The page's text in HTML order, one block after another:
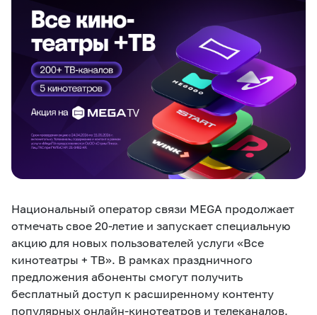
Услуги
Все услуги Развлечения Соц.сети
Звонки и SMS Подбор номера Доставка SIM
Компания
О нас Новости Работа в MEGA
Партнерам
Карта офисов и
покрытие
Сервисы
MegaTV MegaPay MegaKassa
Национальный оператор связи MEGA продолжает
отмечать свое 20-летие и запускает специальную
акцию для новых пользователей услуги «Все
кинотеатры + ТВ». В рамках праздничного
предложения абоненты смогут получить
бесплатный доступ к расширенному контенту
популярных онлайн-кинотеатров и телеканалов.